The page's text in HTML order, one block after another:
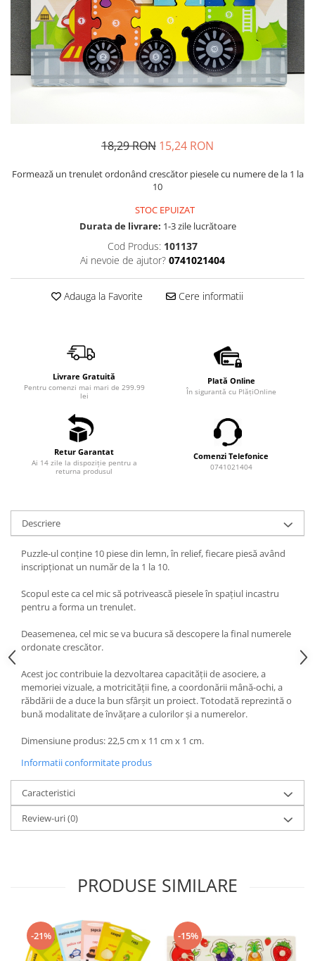
Usborne
18,29 RON 15,24 RON
Formează un trenulet ordonând crescător piesele cu numere de la 1 la
10
STOC EPUIZAT
Durata de livrare: 1-3 zile lucrătoare
Cod Produs: 101137
Ai nevoie de ajutor? 0741021404
Adauga la Favorite Cere informatii
Livrare Gratuită
Pentru comenzi mai mari de 299.99
lei
Plată Online
În sigurantă cu PlățiOnline
Retur Garantat
Ai 14 zile la dispoziție pentru a
returna produsul
Comenzi Telefonice
0741021404
Descriere
Puzzle-ul conţine 10 piese din lemn, în relief, fiecare piesă având
inscripţionat un număr de la 1 la 10.
Scopul este ca cel mic să potrivească piesele în spaţiul incastru
pentru a forma un trenulet.
Deasemenea, cel mic se va bucura să descopere la final numerele
ordonate crescător.
Acest joc contribuie la dezvoltarea capacităţii de asociere, a
memoriei vizuale, a motricităţii fine, a coordonării mână-ochi, a
răbdării de a duce la bun sfârşit un proiect. Totodată reprezintă o
bună modalitate de învăţare a culorilor şi a numerelor.
Dimensiune produs: 22,5 cm x 11 cm x 1 cm.
Informatii conformitate produs
Caracteristici
Review-uri(0)
PRODUSE SIMILARE
-21% -15%